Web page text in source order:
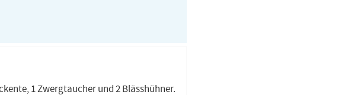
1 Zwergtaucher und 2 Blässhühner.